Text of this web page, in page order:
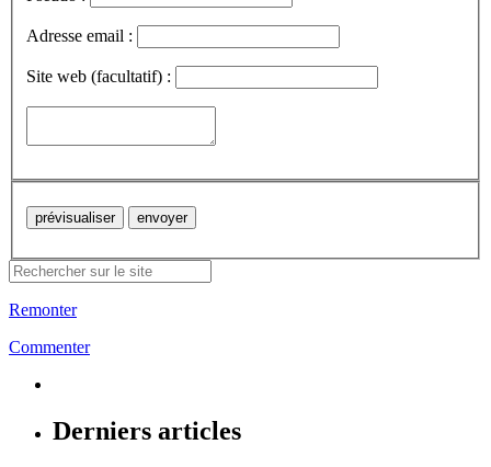
Adresse email :
Site web (facultatif) :
Remonter
Commenter
Derniers articles